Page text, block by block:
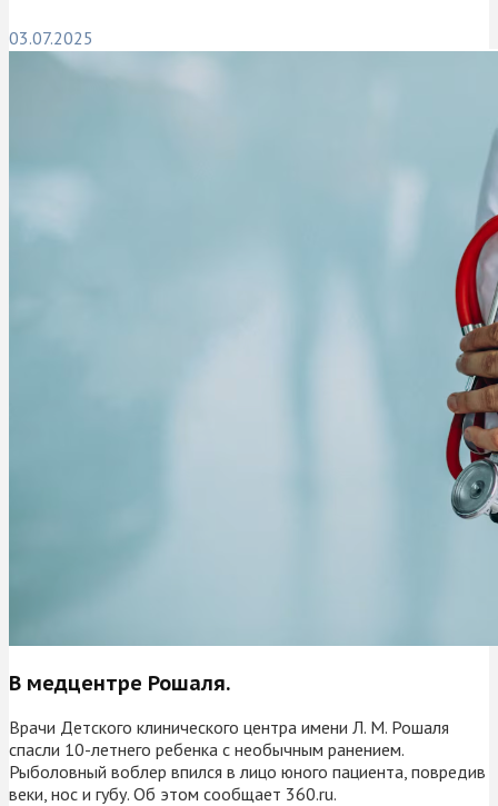
03.07.2025
В медцентре Рошаля.
Врачи Детского клинического центра имени Л. М. Рошаля
спасли 10-летнего ребенка с необычным ранением.
Рыболовный воблер впился в лицо юного пациента, повредив
веки, нос и губу. Об этом сообщает 360.ru.